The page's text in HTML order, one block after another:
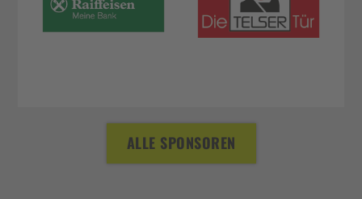
ALLE SPONSOREN